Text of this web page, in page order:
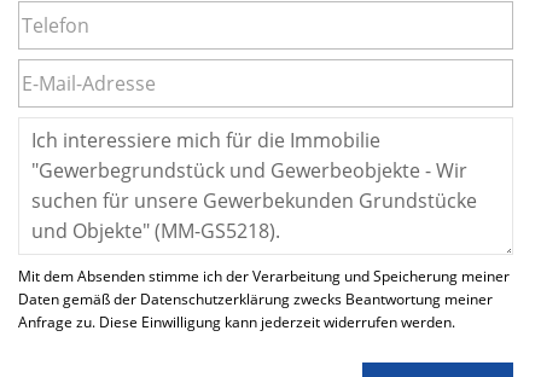
Mit dem Absenden stimme ich der Verarbeitung und Speicherung meiner
Daten gemäß der Datenschutzerklärung zwecks Beantwortung meiner
Anfrage zu. Diese Einwilligung kann jederzeit widerrufen werden.